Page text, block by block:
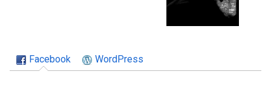
Facebook WordPress